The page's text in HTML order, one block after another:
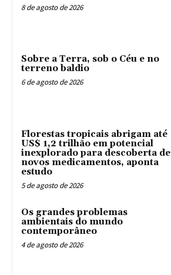
8 de agosto de 2026
Sobre a Terra, sob o Céu e no
terreno baldio
6 de agosto de 2026
Florestas tropicais abrigam até
US$ 1,2 trilhão em potencial
inexplorado para descoberta de
novos medicamentos, aponta
estudo
5 de agosto de 2026
Os grandes problemas
ambientais do mundo
contemporâneo
4 de agosto de 2026